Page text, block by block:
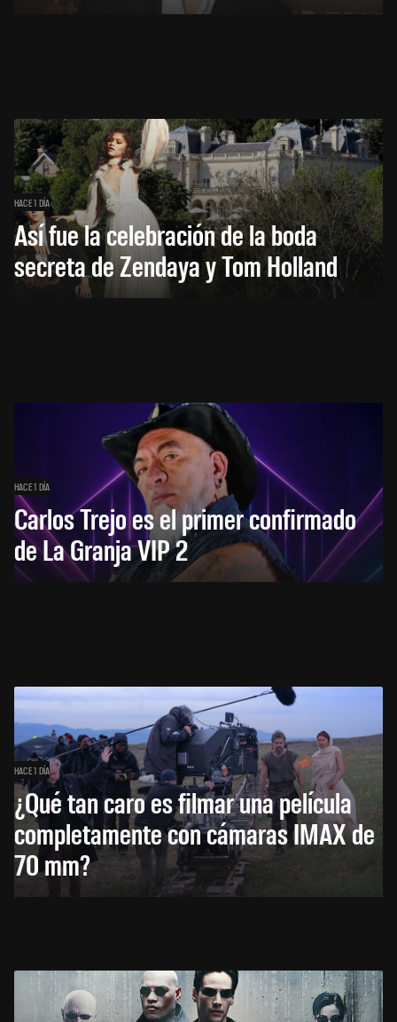
HACE 1 DÍA
Así fue la celebración de la boda
secreta de Zendaya y Tom Holland
HACE 1 DÍA
Carlos Trejo es el primer confirmado
de La Granja VIP 2
HACE 1 DÍA
¿Qué tan caro es filmar una película
completamente con cámaras IMAX de
70 mm?